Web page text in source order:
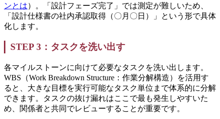
ンとは）。「設計フェーズ完了」では測定が難しいため、
「設計仕様書の社内承認取得（〇月〇日）」という形で具体
化します。
STEP 3：タスクを洗い出す
各マイルストーンに向けて必要なタスクを洗い出します。
WBS（Work Breakdown Structure：作業分解構造）を活用す
ると、大きな目標を実行可能なタスク単位まで体系的に分解
できます。タスクの抜け漏れはここで最も発生しやすいた
め、関係者と共同でレビューすることが重要です。